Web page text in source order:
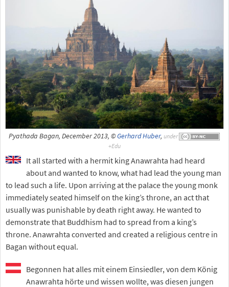
Pyathada Bagan, December 2013, ©Gerhard Huber, under
It all started with a hermit king Anawrahta had heard
about and wanted to know, what had lead the young man
to lead such a life. Upon arriving at the palace the young monk
immediately seated himself on the king’s throne, an act that
usually was punishable by death right away. He wanted to
demonstrate that Buddhism had to spread from a king’s
throne. Anawrahta converted and created a religious centre in
Bagan without equal.
Begonnen hat alles mit einem Einsiedler, von dem König
Anawrahta hörte und wissen wollte, was diesen jungen